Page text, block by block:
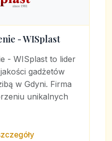
- WISplast
- WISplast to lider
gadżetów
w Gdyni. Firma
unikalnych